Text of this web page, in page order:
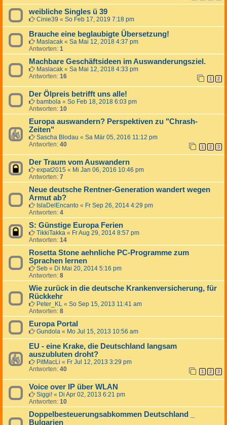
weibliche Singles ü 39
Cinie39 « So Feb 17, 2019 7:18 pm
Brauche eine beglaubigte Übersetzung!
Maslacak « Sa Mai 12, 2018 4:37 pm
Antworten: 1
Machbare Geschäftsideen im Auswanderungsziel.
Maslacak « Sa Mai 12, 2018 4:33 pm
Antworten: 16 1 2
Der Ölpreis betrifft uns alle!
bambola « So Feb 18, 2018 6:03 pm
Antworten: 10
Europa auswandern? Perspektiven zu "Chrash-
Zeiten"
Sascha Blodau « Sa Mär 05, 2016 11:12 pm
Antworten: 40 1 2 3
Der Traum vom Auswandern
expat2015 « Mi Jan 06, 2016 10:46 pm
Antworten: 7
Neue deutsche Rentner-Generation wandert wegen
Armut ab?
IslaDelEncanto « Fr Sep 26, 2014 4:29 pm
Antworten: 4
S: Günstige Europa Ferien
TikkiTakka « Fr Aug 29, 2014 8:57 pm
Antworten: 14
Rosetta Stone aehnliche PC-Programme zum
Sprachen lernen
Seb « Di Mai 20, 2014 5:16 pm
Antworten: 8
Wie zurück in die deutsche Krankenversicherung, für
Rückkehr
Peter_KL « So Sep 15, 2013 11:41 am
Antworten: 8
Europa Portal
Gundola « Mo Jul 15, 2013 10:56 am
EU - eine Krake, die Deutschland langsam
auszubluten droht?
PitMacLi « Fr Jul 12, 2013 3:29 pm
Antworten: 40 1 2 3
Voice over IP über WLAN
Siggi! « Di Apr 02, 2013 6:21 pm
Antworten: 10
Doppelbesteuerungsabkommen Deutschland _
Bulgarien